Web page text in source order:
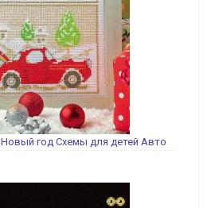
Новый год Схемы для детей Авто